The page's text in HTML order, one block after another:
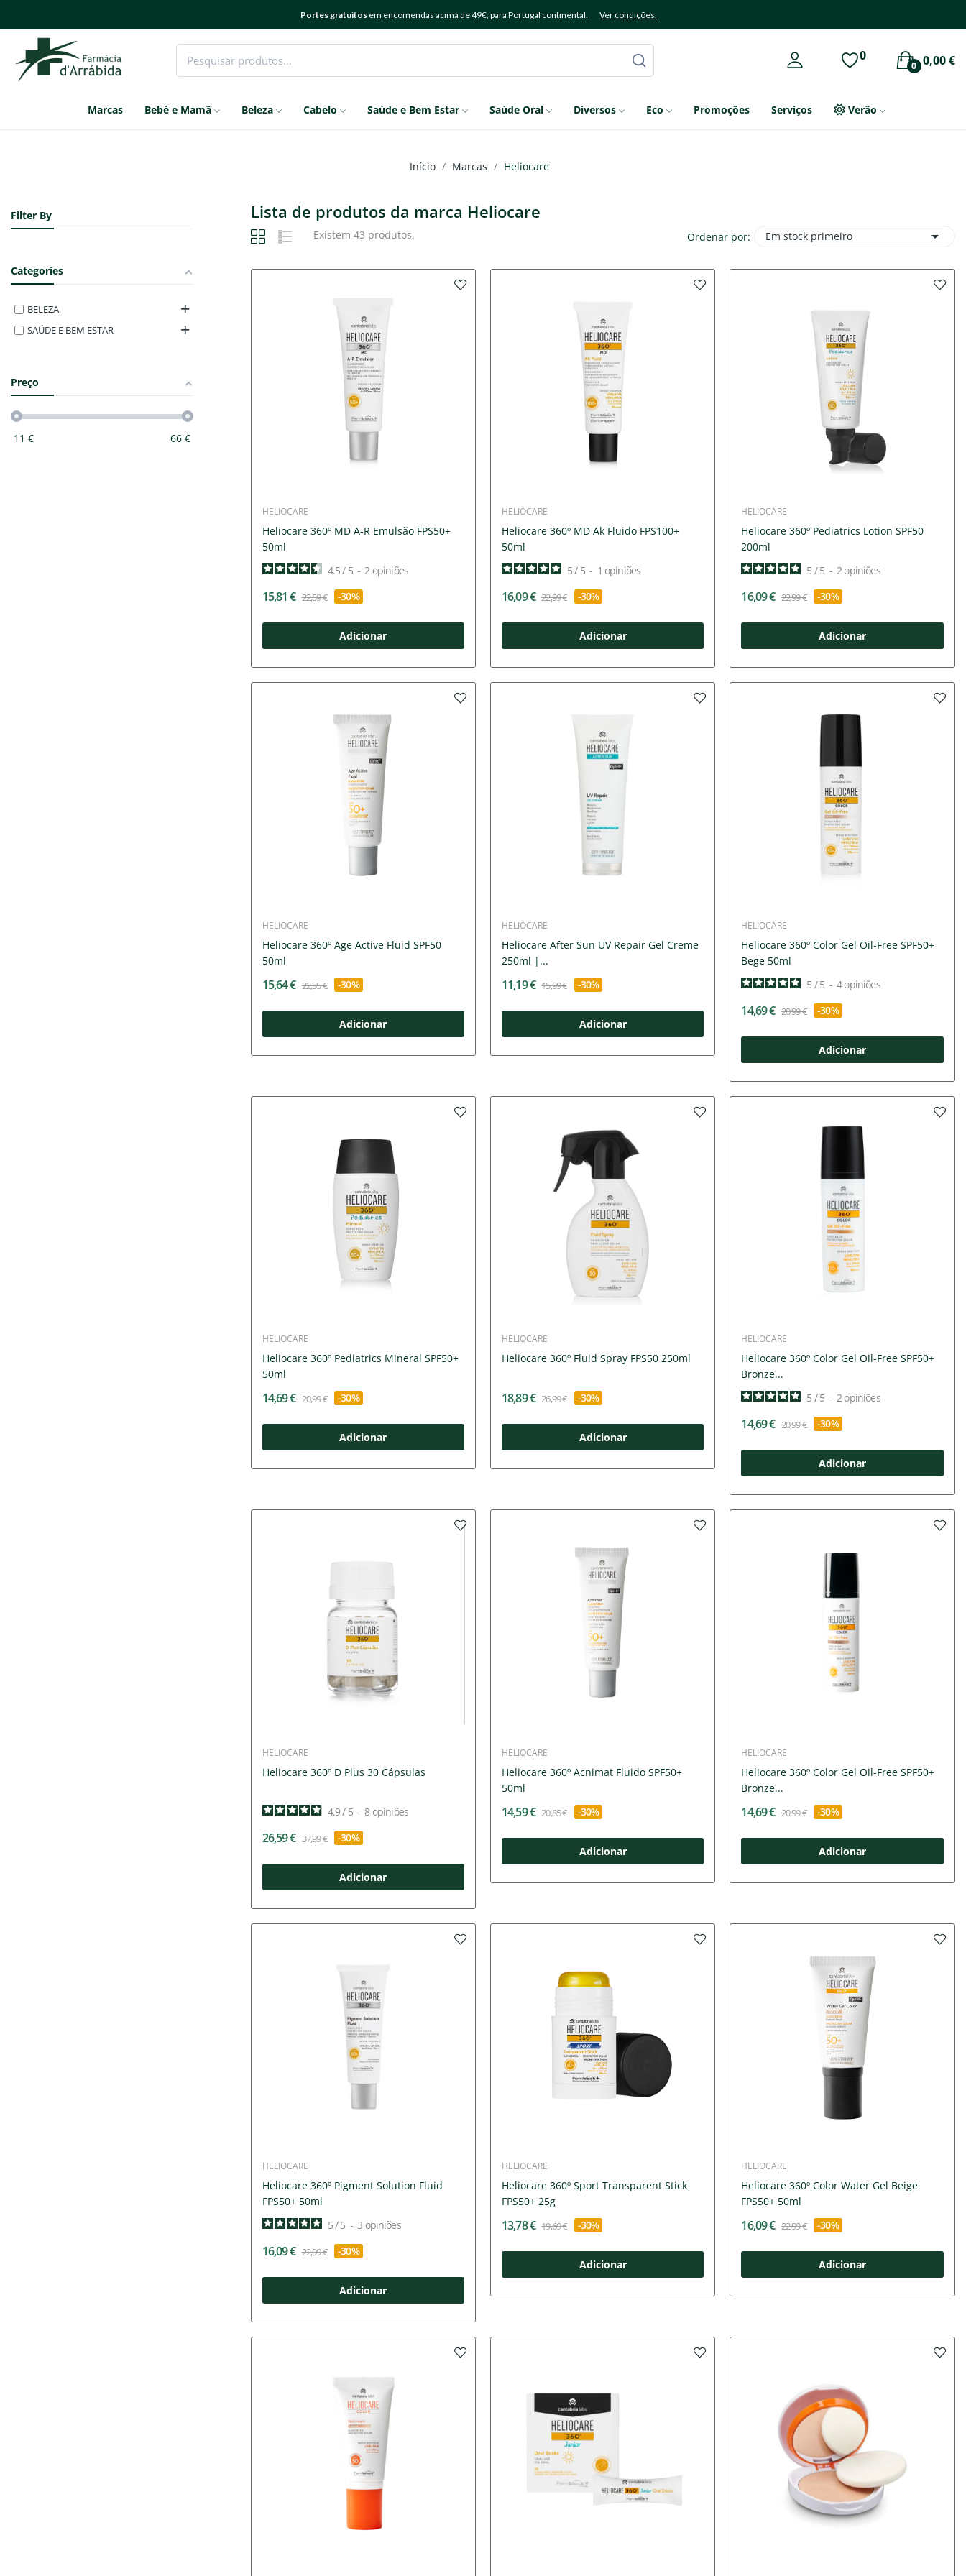
Portes gratuitos em encomendas acima de 49€, para Portugal continental. Ver condições.
0 0,00 €
0
Marcas Bebé e Mamã Beleza Cabelo Saúde e Bem Estar Saúde Oral Diversos Eco Promoções Serviços Verão
Início Marcas Heliocare
Filter By
Categories
BELEZA
SAÚDE E BEM ESTAR
Preço
11 € 66€
Lista de produtos da marca Heliocare
Existem 43 produtos. Ordenar por: Em stock primeiro 
HELIOCARE
Heliocare 360º MD A-R Emulsão FPS50+
50ml
4.5/ 5 - 2 opiniões
15,81 € 22,59 € -30%
Adicionar
HELIOCARE
Heliocare 360º MD Ak Fluido FPS100+
50ml
5/ 5 - 1 opiniões
16,09 € 22,99 € -30%
Adicionar
HELIOCARE
Heliocare 360º Pediatrics Lotion SPF50
200ml
5 / 5 - 2opiniões
16,09 € 22,99 € -30%
Adicionar
HELIOCARE
Heliocare 360º Age Active Fluid SPF50
50ml
15,64 € 22,35 € -30%
Adicionar
HELIOCARE
Heliocare After Sun UV Repair Gel Creme
250ml |...
11,19 € 15,99 € -30%
Adicionar
HELIOCARE
Heliocare 360º Color Gel Oil-Free SPF50+
Bege 50ml
5 / 5 - 4opiniões
14,69 € 20,99 € -30%
Adicionar
HELIOCARE
Heliocare 360º Pediatrics Mineral SPF50+
50ml
14,69 € 20,99 € -30%
Adicionar
HELIOCARE
Heliocare 360º Fluid Spray FPS50 250ml
18,89 € 26,99 € -30%
Adicionar
HELIOCARE
Heliocare 360º Color Gel Oil-Free SPF50+
Bronze...
5 / 5 - 2opiniões
14,69 € 20,99 € -30%
Adicionar
HELIOCARE
Heliocare 360º D Plus 30 Cápsulas
4.9/ 5 - 8 opiniões
26,59 € 37,99 € -30%
Adicionar
HELIOCARE
Heliocare 360º Acnimat Fluido SPF50+
50ml
14,59 € 20,85 € -30%
Adicionar
HELIOCARE
Heliocare 360º Color Gel Oil-Free SPF50+
Bronze...
14,69 € 20,99 € -30%
Adicionar
HELIOCARE
Heliocare 360º Pigment Solution Fluid
FPS50+ 50ml
5/ 5 - 3 opiniões
16,09 € 22,99 € -30%
Adicionar
HELIOCARE
Heliocare 360º Sport Transparent Stick
FPS50+ 25g
13,78 € 19,69 € -30%
Adicionar
HELIOCARE
Heliocare 360º Color Water Gel Beige
FPS50+ 50ml
16,09 € 22,99 € -30%
Adicionar